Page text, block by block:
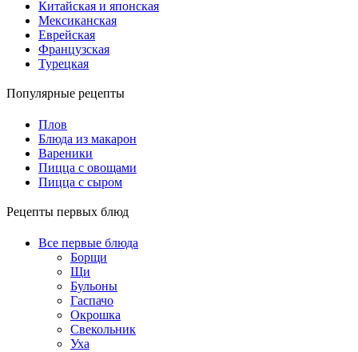
Китайская и японская
Мексиканская
Еврейская
Французская
Турецкая
Популярные рецепты
Плов
Блюда из макарон
Вареники
Пицца с овощами
Пицца с сыром
Рецепты первых блюд
Все первые блюда
Борщи
Щи
Бульоны
Гаспачо
Окрошка
Свекольник
Уха